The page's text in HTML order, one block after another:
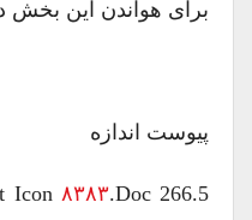
برای هواندن این بخش
پیوست اندازه
Icon۸۳۸۳.doc 266.5